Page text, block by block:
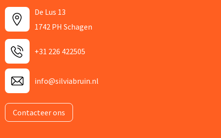
De Lus 13
1742 PH Schagen
+31 226 422505
info@silviabruin.nl
Contacteer ons